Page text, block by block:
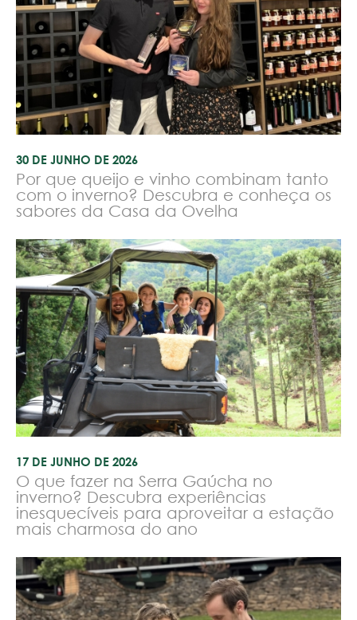
30 DE JUNHO DE 2026
Por que queijo e vinho combinam tanto
com o inverno? Descubra e conheça os
sabores da Casa da Ovelha
17 DE JUNHO DE 2026
O que fazer na Serra Gaúcha no
inverno? Descubra experiências
inesquecíveis para aproveitar a estação
mais charmosa do ano